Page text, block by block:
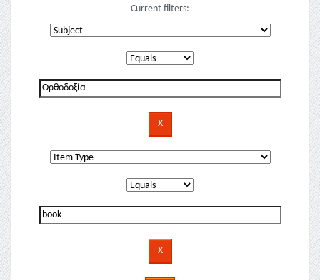
Current filters: